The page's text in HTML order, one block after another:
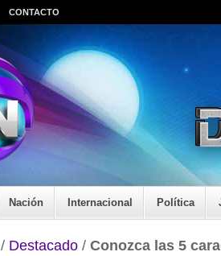
CONTACTO
Nación Internacional Política
/ Destacado / Conozca las 5